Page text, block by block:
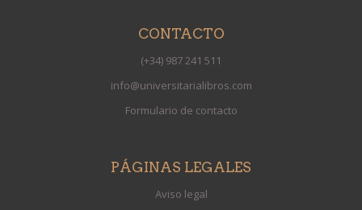
CONTACTO
(+34) 987 241 511
info@universitarialibros.com
Formulario de contacto
PÁGINAS LEGALES
Aviso legal